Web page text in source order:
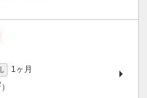
1ヶ月
）